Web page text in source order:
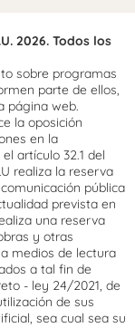
2026. Todos los
sobre programas
parte de ellos,
página web.
la oposición
en la
artículo 32.1 del
realiza la reserva
pública
prevista en
una reserva
y otras
medios de lectura
a tal fin de
- ley 24/2021, de
de sus
sea cual sea su